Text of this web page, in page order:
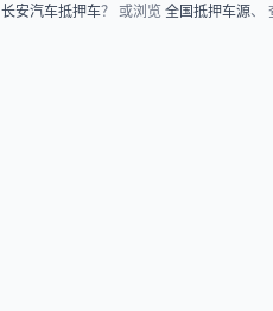
长安汽车抵押车？ 或浏览 全国抵押车源、